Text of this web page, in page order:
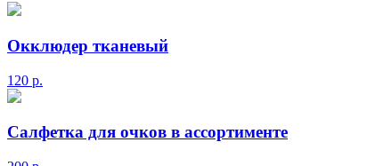
Окклюдер тканевый
120 р.
Салфетка для очков в ассортименте